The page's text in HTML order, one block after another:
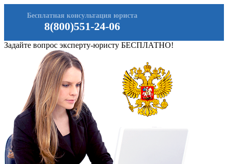
8(800)551-24-06
Бесплатная консультация юриста
Задайте вопрос эксперту-юристу БЕСПЛАТНО!